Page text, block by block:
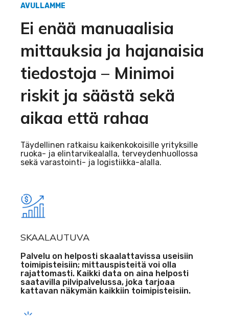
AVULLAMME
Ei enää manuaalisia
mittauksia ja hajanaisia
tiedostoja – Minimoi
riskit ja säästä sekä
aikaa että rahaa
Täydellinen ratkaisu kaikenkokoisille yrityksille
ruoka- ja elintarvikealalla, terveydenhuollossa
sekä varastointi- ja logistiikka-alalla.
SKAALAUTUVA
Palvelu on helposti skaalattavissa useisiin
toimipisteisiin; mittauspisteitä voi olla
rajattomasti. Kaikki data on aina helposti
saatavilla pilvipalvelussa, joka tarjoaa
kattavan näkymän kaikkiin toimipisteisiin.